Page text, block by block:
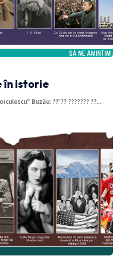
în istorie
Buzău: ??̆ ?? ??????? ??...